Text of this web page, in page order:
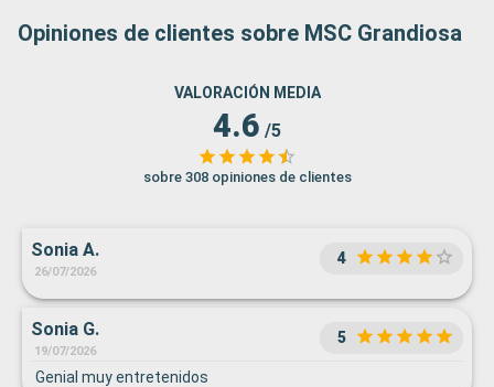
Opiniones de clientes sobre MSC Grandiosa
VALORACIÓN MEDIA
4.6 /5
sobre 308 opiniones de clientes
Sonia A.
26/07/2026
4
Sonia G.
19/07/2026
5
Genial muy entretenidos